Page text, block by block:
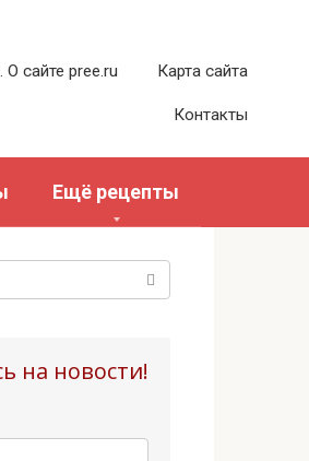
О сайте pree.ru Карта сайта
Контакты
Ещё рецепты
на новости!